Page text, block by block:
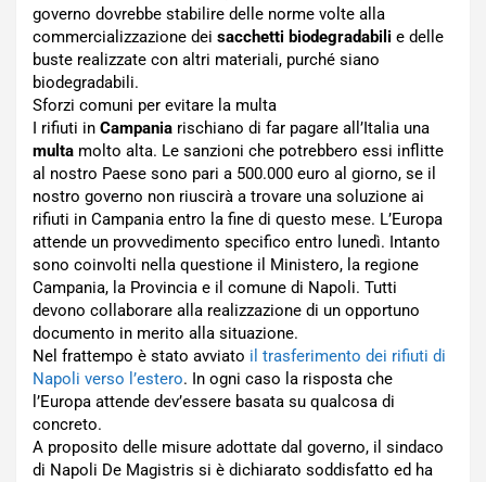
governo dovrebbe stabilire delle norme volte alla
commercializzazione dei sacchetti biodegradabili e delle
buste realizzate con altri materiali, purché siano
biodegradabili.
Sforzi comuni per evitare la multa
I rifiuti in Campania rischiano di far pagare all’Italia una
multa molto alta. Le sanzioni che potrebbero essi inflitte
al nostro Paese sono pari a 500.000 euro al giorno, se il
nostro governo non riuscirà a trovare una soluzione ai
rifiuti in Campania entro la fine di questo mese. L’Europa
attende un provvedimento specifico entro lunedì. Intanto
sono coinvolti nella questione il Ministero, la regione
Campania, la Provincia e il comune di Napoli. Tutti
devono collaborare alla realizzazione di un opportuno
documento in merito alla situazione.
Nel frattempo è stato avviato il trasferimento dei rifiuti di
Napoli verso l’estero. In ogni caso la risposta che
l’Europa attende dev’essere basata su qualcosa di
concreto.
A proposito delle misure adottate dal governo, il sindaco
di Napoli De Magistris si è dichiarato soddisfatto ed ha